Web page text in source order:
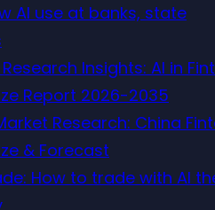
AI use at banks, state
Insights: AI in
Report 2026-2035
Research: China
& Forecast
How to trade with AI